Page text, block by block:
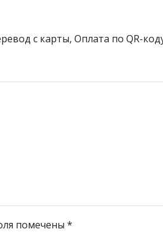
с карты, Оплата по QR-
помечены *